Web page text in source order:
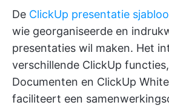
De ClickUp presentatie
wie georganiseerde en
presentaties wil maken. Het
verschillende ClickUp
Documenten en ClickUp
faciliteert een